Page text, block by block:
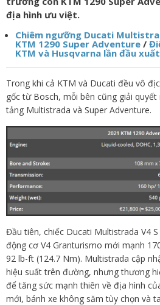
địa hình ưu việt.
Chiêm ngưỡng Ducati
KTM 1290 Super Adventure /
KTM và Husqvarna lần đầu
Trong khi cả KTM và Ducati đều vô
gốc từ Bosch, mỗi bên cũng giải
tảng Multistrada và Super Adventure.
Đầu tiên, chiếc Ducati Multistrada V4
động cơ V4 Granturismo mới mạnh
92 lb-ft (124.7 Nm). Multistrada cập
hiệu suất trên đường, nhưng thương
để tăng sức mạnh thiên về địa hình
mới, bánh xe không săm tùy chọn và